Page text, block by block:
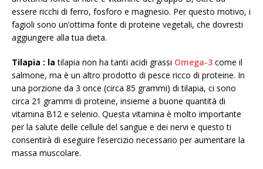
essere ricchi di ferro, fosforo e magnesio. Per questo motivo, i
fagioli sono un’ottima fonte di proteine ​​vegetali, che dovresti
aggiungere alla tua dieta.
Tilapia : la tilapia non ha tanti acidi grassi Omega-3 come il
salmone, ma è un altro prodotto di pesce ricco di proteine. In
una porzione da 3 once (circa 85 grammi) di tilapia, ci sono
circa 21 grammi di proteine, insieme a buone quantità di
vitamina B12 e selenio. Questa vitamina è molto importante
per la salute delle cellule del sangue e dei nervi e questo ti
consentirà di eseguire l’esercizio necessario per aumentare la
massa muscolare.